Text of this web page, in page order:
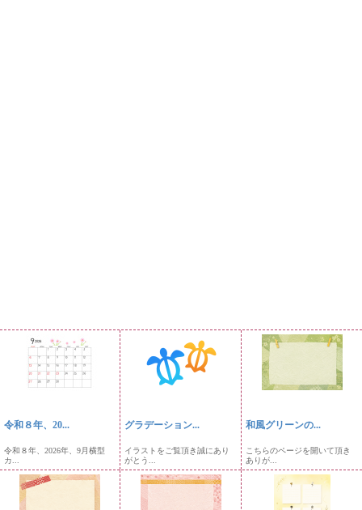
令和８年、20...
令和８年、2026年、9月横型
カ...
グラデーション...
イラストをご覧頂き誠にあり
がとう...
和風グリーンの...
こちらのページを開いて頂き
ありが...